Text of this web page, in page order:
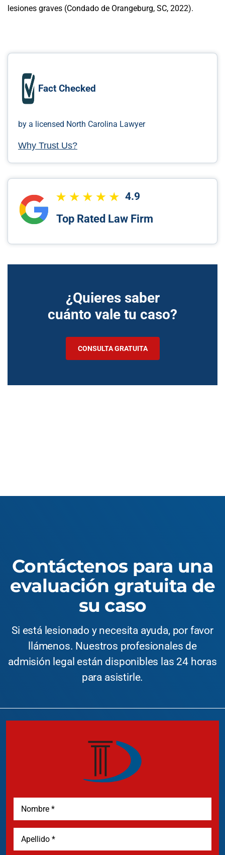
lesiones graves (Condado de Orangeburg, SC, 2022).
Fact Checked
by a licensed North Carolina Lawyer
Why Trust Us?
4.9
Top Rated Law Firm
¿Quieres saber
cuánto vale tu caso?
CONSULTA GRATUITA
Contáctenos para una
evaluación gratuita de
su caso
Si está lesionado y necesita ayuda, por favor
llámenos. Nuestros profesionales de
admisión legal están disponibles las 24 horas
para asistirle.